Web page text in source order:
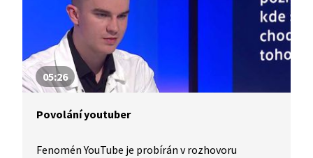
05:26
Povolání youtuber
Fenomén YouTube je probírán v rozhovoru